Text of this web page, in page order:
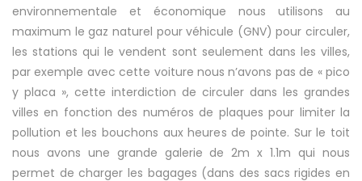
environnementale et économique nous utilisons au
maximum le gaz naturel pour véhicule (GNV) pour circuler,
les stations qui le vendent sont seulement dans les villes,
par exemple avec cette voiture nous n’avons pas de « pico
y placa », cette interdiction de circuler dans les grandes
villes en fonction des numéros de plaques pour limiter la
pollution et les bouchons aux heures de pointe. Sur le toit
nous avons une grande galerie de 2m x 1.1m qui nous
permet de charger les bagages (dans des sacs rigides en